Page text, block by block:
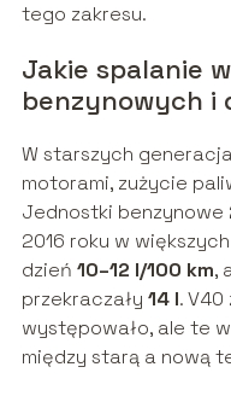
tego zakresu.
Jakie spalanie
benzynowych i
W starszych
motorami, zużycie
Jednostki benzynowe
2016 roku w
dzień 10–12 l/100 km,
przekraczały 14 l.
występowało, ale te
między starą a nową